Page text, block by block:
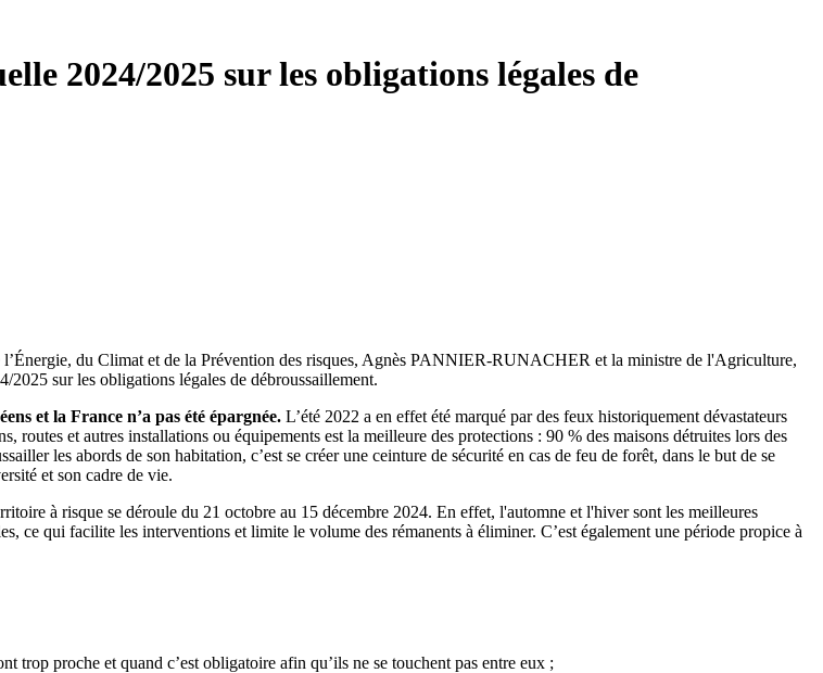
2024/2025 sur les obligations légales de
du Climat et de la Prévention des risques, Agnès PANNIER-RUNACHER et la ministre de l'Agriculture,
sur les obligations légales de débroussaillement.
et la France n’a pas été épargnée. L’été 2022 a en effet été marqué par des feux historiquement dévastateurs
routes et autres installations ou équipements est la meilleure des protections : 90 % des maisons détruites lors des
les abords de son habitation, c’est se créer une ceinture de sécurité en cas de feu de forêt, dans le but de se
et son cadre de vie.
à risque se déroule du 21 octobre au 15 décembre 2024. En effet, l'automne et l'hiver sont les meilleures
ce qui facilite les interventions et limite le volume des rémanents à éliminer. C’est également une période propice à
trop proche et quand c’est obligatoire afin qu’ils ne se touchent pas entre eux ;